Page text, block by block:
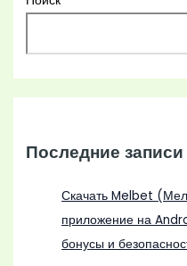
Последние записи
Скачать Melbet
приложение на
бонусы и